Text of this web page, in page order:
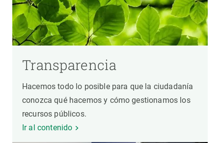
Transparencia
Hacemos todo lo posible para que la ciudadanía
conozca qué hacemos y cómo gestionamos los
recursos públicos.
Ir al contenido